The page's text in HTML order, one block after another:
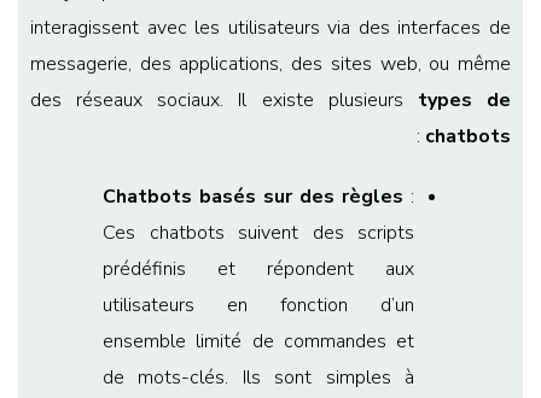
interagissent avec les utilisateurs via des interfaces de
messagerie, des applications, des sites web, ou même
des réseaux sociaux. Il existe plusieurs types de
chatbots
:
Chatbots basés sur des règles :
Ces chatbots suivent des scripts
prédéfinis et répondent aux
utilisateurs en fonction d’un
ensemble limité de commandes et
de mots-clés. Ils sont simples à